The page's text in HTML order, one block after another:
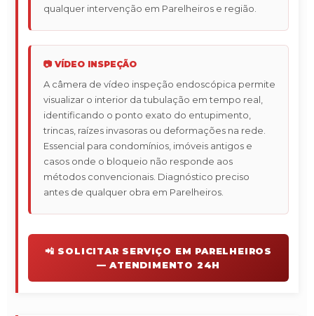
qualquer intervenção em Parelheiros e região.
📷 VÍDEO INSPEÇÃO
A câmera de vídeo inspeção endoscópica permite
visualizar o interior da tubulação em tempo real,
identificando o ponto exato do entupimento,
trincas, raízes invasoras ou deformações na rede.
Essencial para condomínios, imóveis antigos e
casos onde o bloqueio não responde aos
métodos convencionais. Diagnóstico preciso
antes de qualquer obra em Parelheiros.
📲 SOLICITAR SERVIÇO EM PARELHEIROS
— ATENDIMENTO 24H